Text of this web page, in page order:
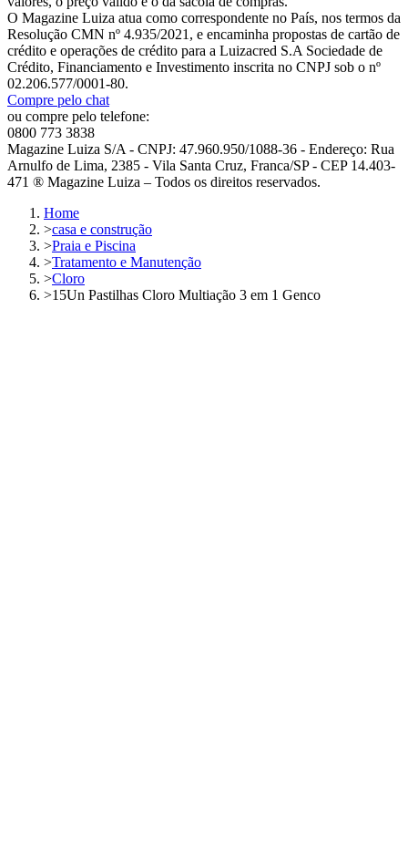
O Magazine Luiza atua como correspondente no País, nos termos da
Resolução CMN nº 4.935/2021, e encaminha propostas de cartão de
crédito e operações de crédito para a Luizacred S.A Sociedade de
Crédito, Financiamento e Investimento inscrita no CNPJ sob o nº
02.206.577/0001-80.
Compre pelo chat
ou compre pelo telefone:
0800 773 3838
Magazine Luiza S/A - CNPJ: 47.960.950/1088-36 - Endereço: Rua
Arnulfo de Lima, 2385 - Vila Santa Cruz, Franca/SP - CEP 14.403-
471 ® Magazine Luiza – Todos os direitos reservados.
Home
>casa e construção
>Praia e Piscina
>Tratamento e Manutenção
>Cloro
>15Un Pastilhas Cloro Multiação 3 em 1 Genco